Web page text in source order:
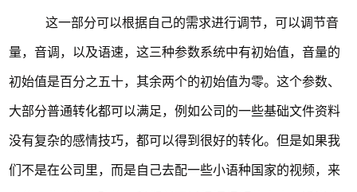
这一部分可以根据自己的需求进行调节，可以调节音
量，音调，以及语速，这三种参数系统中有初始值，音量的
初始值是百分之五十，其余两个的初始值为零。这个参数、
大部分普通转化都可以满足，例如公司的一些基础文件资料
没有复杂的感情技巧，都可以得到很好的转化。但是如果我
们不是在公司里，而是自己去配一些小语种国家的视频，来